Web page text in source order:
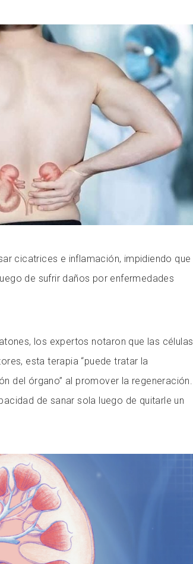
cicatrices e inflamación, impidiendo que
de sufrir daños por enfermedades
los expertos notaron que las células
esta terapia “puede tratar la
del órgano” al promover la regeneración.
de sanar sola luego de quitarle un